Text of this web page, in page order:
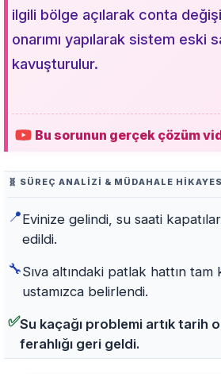
ilgili bölge açılarak conta
onarımı yapılarak sistem eski
kavuşturulur.
Bu sorunun gerçek çözüm
🧬 SÜREÇ ANALIZI & MÜDAHALE
📍Evinize gelindi, su saati
edildi.
🔧Sıva altındaki patlak hattın tam
ustamızca belirlendi.
✅Su kaçağı problemi artık tarih
ferahlığı geri geldi.